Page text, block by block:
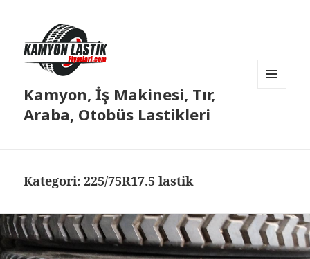
Kamyon, İş Makinesi, Tır,
Araba, Otobüs Lastikleri
Kategori:225/75R17.5 lastik